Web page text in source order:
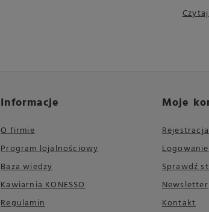
Informacje
O firmie
Program lojalnościowy
Baza wiedzy
Kawiarnia KONESSO
Regulamin
Moje
Rejestracja
Logowanie
Sprawdź
Newsletter
Kontakt